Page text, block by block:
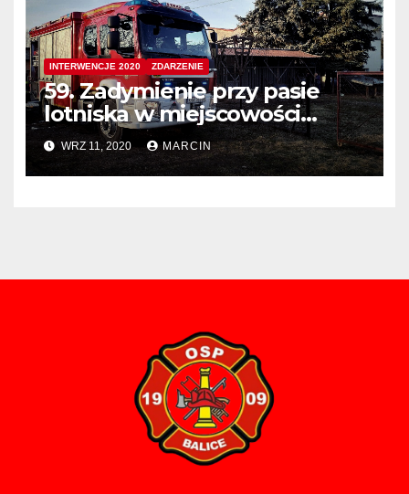
INTERWENCJE 2020 ZDARZENIE
59. Zadymienie przy pasie
lotniska w miejscowości
Balice
WRZ 11, 2020 MARCIN